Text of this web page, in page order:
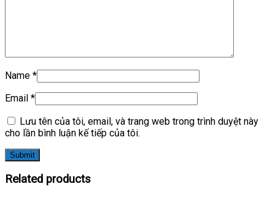
Name *
Email *
Lưu tên của tôi, email, và trang web trong trình duyệt này
cho lần bình luận kế tiếp của tôi.
Related products